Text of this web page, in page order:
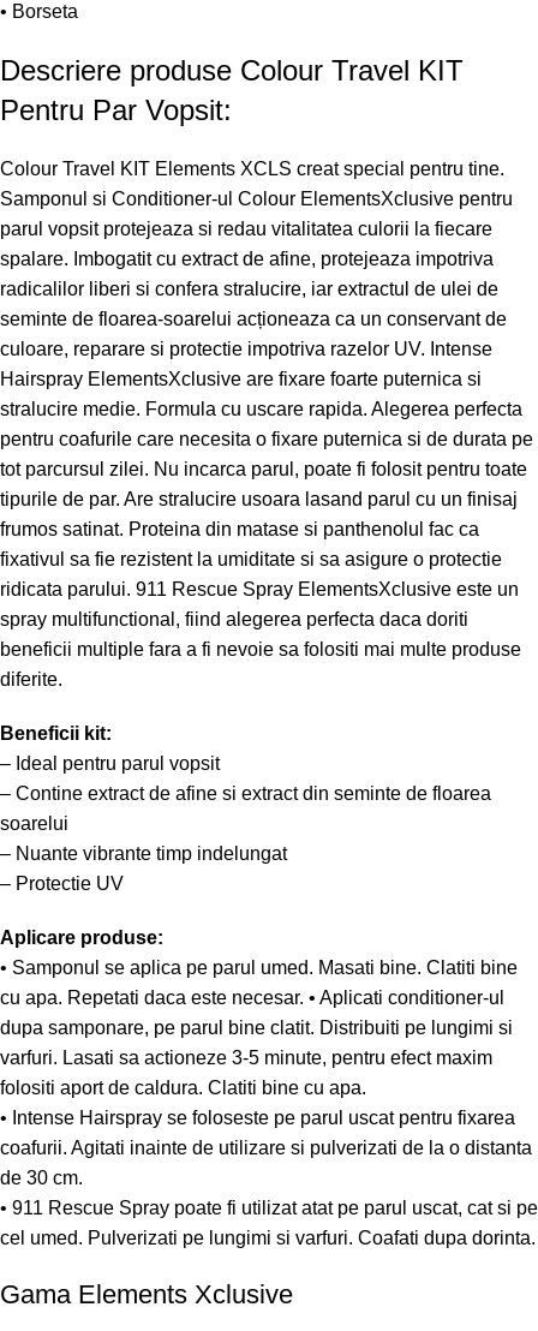
• Borseta
Descriere produse Colour Travel KIT
Pentru Par Vopsit:
Colour Travel KIT Elements XCLS creat special pentru tine.
Samponul si Conditioner-ul Colour ElementsXclusive pentru
parul vopsit protejeaza si redau vitalitatea culorii la fiecare
spalare. Imbogatit cu extract de afine, protejeaza impotriva
radicalilor liberi si confera stralucire, iar extractul de ulei de
seminte de floarea-soarelui acționeaza ca un conservant de
culoare, reparare si protectie impotriva razelor UV. Intense
Hairspray ElementsXclusive are fixare foarte puternica si
stralucire medie. Formula cu uscare rapida. Alegerea perfecta
pentru coafurile care necesita o fixare puternica si de durata pe
tot parcursul zilei. Nu incarca parul, poate fi folosit pentru toate
tipurile de par. Are stralucire usoara lasand parul cu un finisaj
frumos satinat. Proteina din matase si panthenolul fac ca
fixativul sa fie rezistent la umiditate si sa asigure o protectie
ridicata parului. 911 Rescue Spray ElementsXclusive este un
spray multifunctional, fiind alegerea perfecta daca doriti
beneficii multiple fara a fi nevoie sa folositi mai multe produse
diferite.
Beneficii kit:
– Ideal pentru parul vopsit
– Contine extract de afine si extract din seminte de floarea
soarelui
– Nuante vibrante timp indelungat
– Protectie UV
Aplicare produse:
• Samponul se aplica pe parul umed. Masati bine. Clatiti bine
cu apa. Repetati daca este necesar. • Aplicati conditioner-ul
dupa samponare, pe parul bine clatit. Distribuiti pe lungimi si
varfuri. Lasati sa actioneze 3-5 minute, pentru efect maxim
folositi aport de caldura. Clatiti bine cu apa.
• Intense Hairspray se foloseste pe parul uscat pentru fixarea
coafurii. Agitati inainte de utilizare si pulverizati de la o distanta
de 30 cm.
• 911 Rescue Spray poate fi utilizat atat pe parul uscat, cat si pe
cel umed. Pulverizati pe lungimi si varfuri. Coafati dupa dorinta.
Gama Elements Xclusive